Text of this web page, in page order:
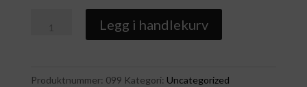
levert
Legg i handlekurv
Produktnummer: 099 Kategori: Uncategorized